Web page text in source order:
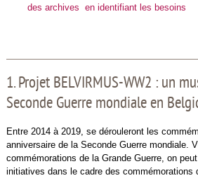
des archives en identifiant les besoins
1. Projet BELVIRMUS-WW2 : un
Seconde Guerre mondiale en
Entre 2014 à 2019, se dérouleront les
anniversaire de la Seconde Guerre mondiale.
commémorations de la Grande Guerre, on
initiatives dans le cadre des commémorations